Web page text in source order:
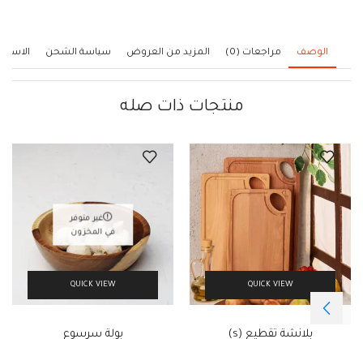
الوصف مراجعات (0) المزيد من العروض سياسة الشحن
منتجات ذات صله
QUICK VIEW
بلانشة تقطيع (s)
غير متوفر
في المخزون
QUICK VIEW
بولة سرسوع